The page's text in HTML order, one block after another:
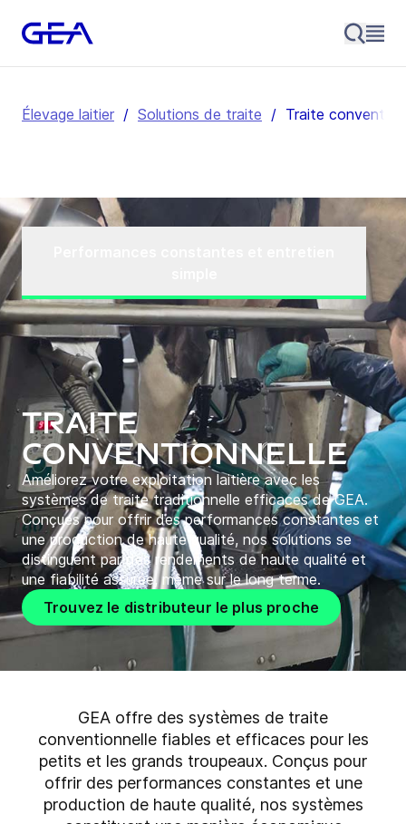
Élevage laitier / Solutions de traite / Traite
Traite
conventionnelle
Améliorez votre exploitation laitière avec les
systèmes de traite traditionnelle efficaces de GEA.
Conçues pour offrir des performances constantes et
une production de haute qualité, nos solutions se
distinguent par des rendements de haute qualité et
une fiabilité assurée, même sur le long terme.
Trouvez le distributeur le plus proche
GEA offre des systèmes de traite
conventionnelle fiables et efficaces pour les
petits et les grands troupeaux. Conçus pour
offrir des performances constantes et une
production de haute qualité, nos systèmes